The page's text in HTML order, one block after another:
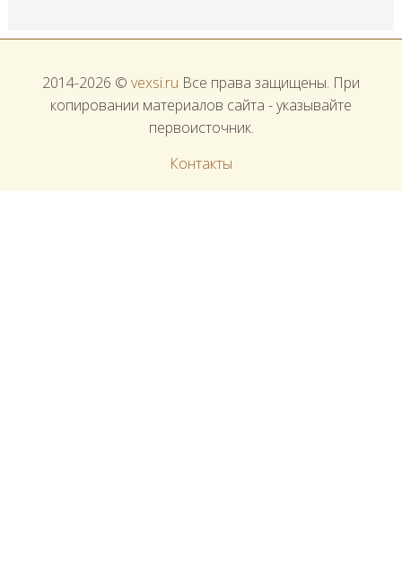
2014-2026 © vexsi.ru Все права защищены. При
копировании материалов сайта - указывайте
первоисточник.
Контакты